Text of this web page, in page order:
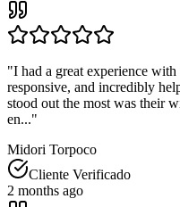
"I had a great experience
responsive, and incredibly
stood out the most was their
en..."
Midori Torpoco
Cliente Verificado
2 months ago